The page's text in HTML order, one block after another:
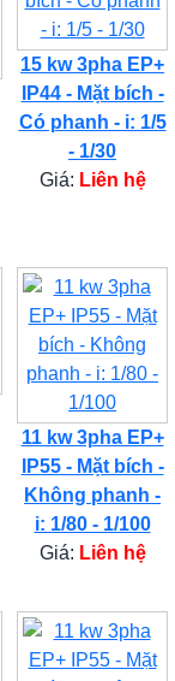
15 kw 3pha EP+
IP44 - Mặt bích -
Có phanh - i: 1/5
- 1/30
Giá: Liên hệ
11 kw 3pha EP+
IP55 - Mặt bích -
Không phanh -
i: 1/80 - 1/100
Giá: Liên hệ